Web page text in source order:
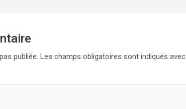
publiée. Les champs obligatoires sont indiqués avec